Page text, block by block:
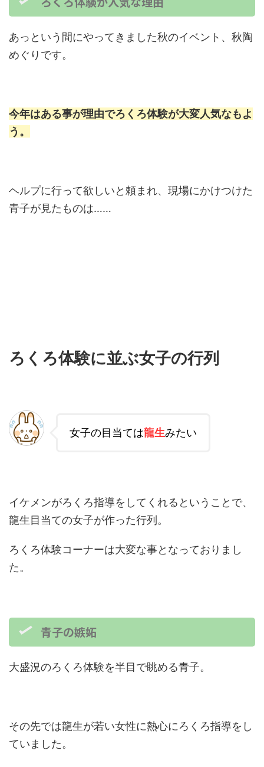
あっという間にやってきました秋のイベント、秋陶
めぐりです。
今年はある事が理由でろくろ体験が大変人気なもよ
う。
ヘルプに行って欲しいと頼まれ、現場にかけつけた
青子が見たものは……
ろくろ体験に並ぶ女子の行列
女子の目当ては龍生みたい
イケメンがろくろ指導をしてくれるということで、
龍生目当ての女子が作った行列。
ろくろ体験コーナーは大変な事となっておりまし
た。
青子の嫉妬
大盛況のろくろ体験を半目で眺める青子。
その先では龍生が若い女性に熱心にろくろ指導をし
ていました。